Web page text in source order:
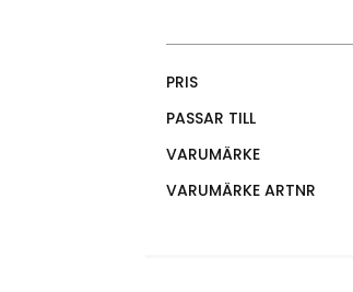
Specifikationer
PRIS
PASSAR TILL
VARUMÄRKE
VARUMÄRKE ARTNR